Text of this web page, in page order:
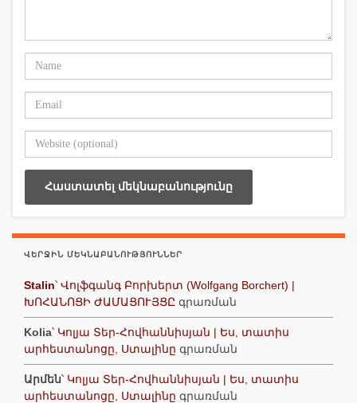
ՎԵՐՋԻՆ ՄԵԿՆԱԲԱՆՈՒԹՅՈՒՆՆԵՐ
Stalin՝ Վոլֆգանգ Բորխերտ (Wolfgang Borchert) |
ԽՈՀԱՆՈՑԻ ԺԱՄԱՑՈՒՅՑԸ գրառման
Kolia՝ Կոլյա Տեր-Հովհաննիսյան | Ես, տատիս
արհեստանոցը, Ստալինը գրառման
Արմեն՝ Կոլյա Տեր-Հովհաննիսյան | Ես, տատիս
արհեստանոցը, Ստալինը գրառման